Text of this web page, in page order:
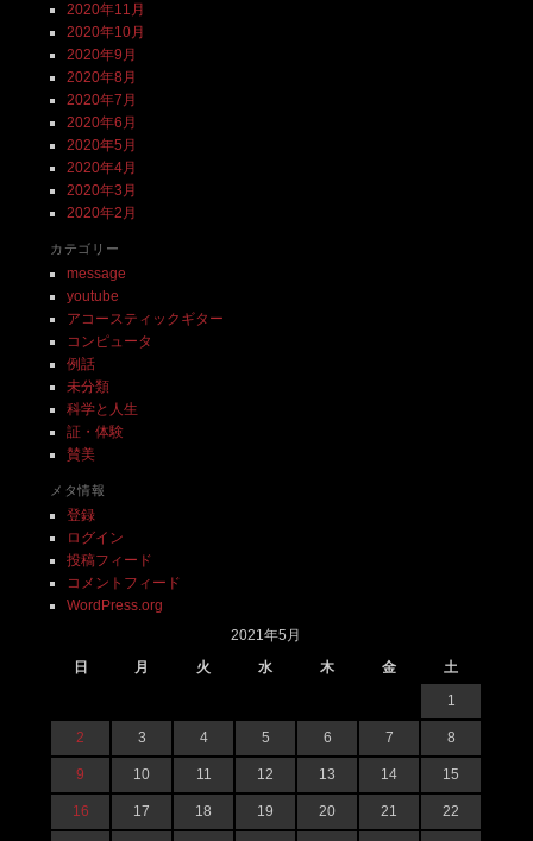
2020年11月
2020年10月
2020年9月
2020年8月
2020年7月
2020年6月
2020年5月
2020年4月
2020年3月
2020年2月
カテゴリー
message
youtube
アコースティックギター
コンピュータ
例話
未分類
科学と人生
証・体験
賛美
メタ情報
登録
ログイン
投稿フィード
コメントフィード
WordPress.org
2021年5月
日
月 火 水 木 金
土
1
2 3 4 5 6 7 8
9 10 11 12 13 14 15
16 17 18 19 20 21 22